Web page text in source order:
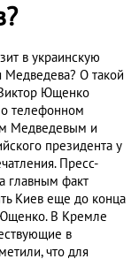
в украинскую
Медведева? О такой
Ющенко
телефонном
Медведевым и
президента у
Пресс-
главным факт
Киев еще до конца
В Кремле
в
что для